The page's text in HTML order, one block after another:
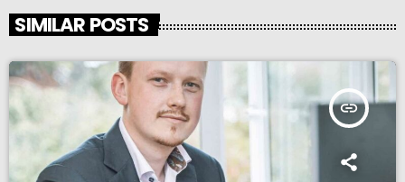
SIMILAR POSTS
insert_link